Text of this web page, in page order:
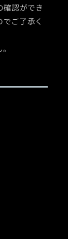
確認ができ
ご了承く